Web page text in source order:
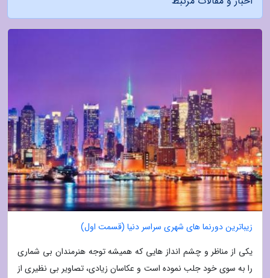
زیباترین دورنما های شهری سراسر دنیا (قسمت اول)
یکی از مناظر و چشم انداز هایی که همیشه توجه هنرمندان بی شماری
را به سوی خود جلب نموده است و عکاسان زیادی، تصاویر بی نظیری از